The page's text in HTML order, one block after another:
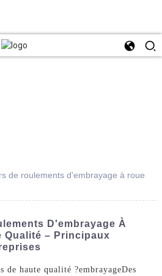
de roulements d'embrayage à roue
D'embrayage À
Qualité – Principaux
de haute qualité ?embrayageDes